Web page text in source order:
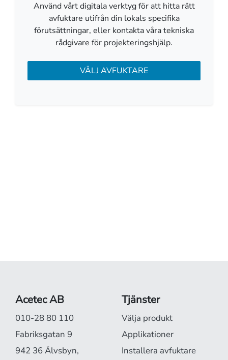
Använd vårt digitala verktyg för att hitta rätt
avfuktare utifrån din lokals specifika
förutsättningar, eller kontakta våra tekniska
rådgivare för projekteringshjälp.
VÄLJ AVFUKTARE
Acetec AB
010-28 80 110
Fabriksgatan 9
942 36 Älvsbyn,
Tjänster
Välja produkt
Applikationer
Installera avfuktare